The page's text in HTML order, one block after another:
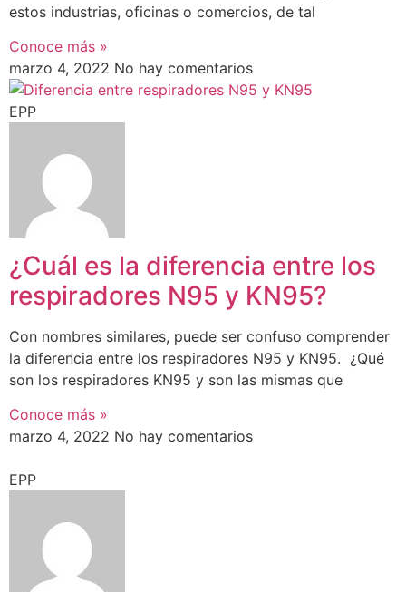
estos industrias, oficinas o comercios, de tal
Conoce más »
marzo 4, 2022 No hay comentarios
EPP
¿Cuál es la diferencia entre los
respiradores N95 y KN95?
Con nombres similares, puede ser confuso comprender
la diferencia entre los respiradores N95 y KN95. ¿Qué
son los respiradores KN95 y son las mismas que
Conoce más »
marzo 4, 2022 No hay comentarios
EPP